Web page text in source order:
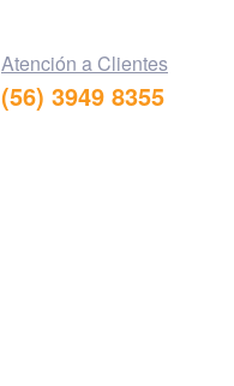
Atención a Clientes
(56) 3949 8355